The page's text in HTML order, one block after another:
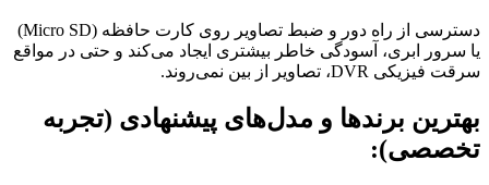
دسترسی از راه دور و ضبط تصاویر روی کارت حافظه (Micro SD)
یا سرور ابری، آسودگی خاطر بیشتری ایجاد می‌کند و حتی در مواقع
سرقت فیزیکی DVR، تصاویر از بین نمی‌روند.
بهترین برندها و مدل‌های پیشنهادی (تجربه
تخصصی):